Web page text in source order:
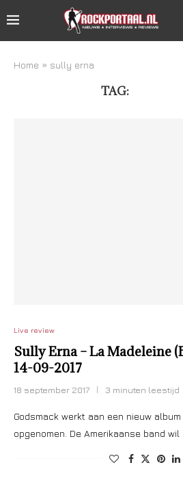
Home » sully erna
TAG:
Live review
Sully Erna – La Madeleine
14-09-2017
18 september 2017 3 minuten leestijd
Godsmack werkt aan een nieuw
opgenomen. De Amerikaanse band wil …